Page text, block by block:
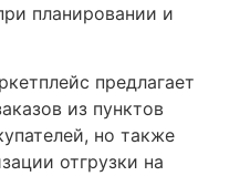
планировании и
предлагает
из пунктов
но также
отгрузки на